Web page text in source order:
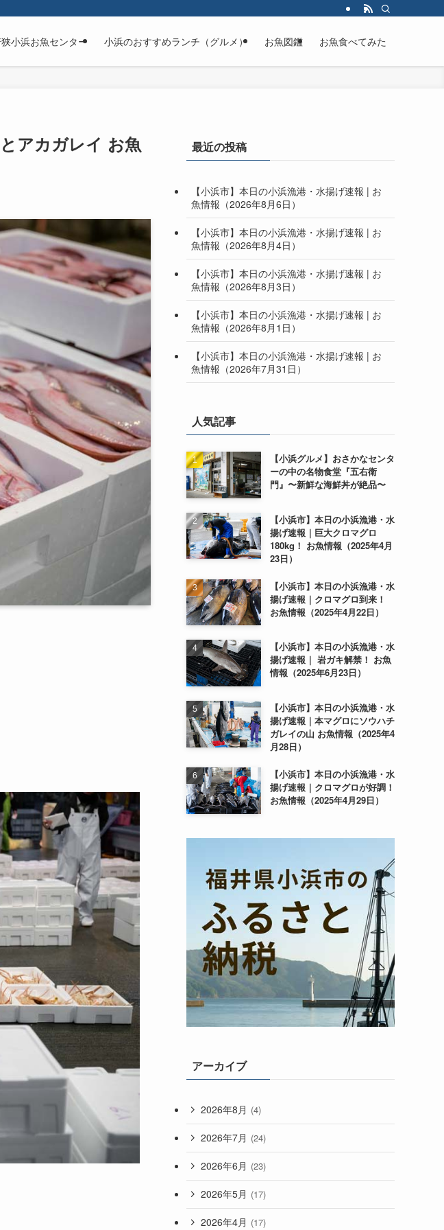
小浜お魚センター 小浜のおすすめランチ（グルメ） お魚図鑑 お魚食べてみた
アカガレイ お魚
最近の投稿
【小浜市】本日の小浜漁港・水揚げ速報 | お
魚情報（2026年8月6日）
【小浜市】本日の小浜漁港・水揚げ速報 | お
魚情報（2026年8月4日）
【小浜市】本日の小浜漁港・水揚げ速報 | お
魚情報（2026年8月3日）
【小浜市】本日の小浜漁港・水揚げ速報 | お
魚情報（2026年8月1日）
【小浜市】本日の小浜漁港・水揚げ速報 | お
魚情報（2026年7月31日）
人気記事
【小浜グルメ】おさかなセンタ
ーの中の名物食堂『五右衛
門』〜新鮮な海鮮丼が絶品〜
【小浜市】本日の小浜漁港・水
揚げ速報｜巨大クロマグロ
180kg！ お魚情報（2025年4月
23日）
【小浜市】本日の小浜漁港・水
揚げ速報｜クロマグロ到来！
お魚情報（2025年4月22日）
【小浜市】本日の小浜漁港・水
揚げ速報｜ 岩ガキ解禁！ お魚
情報（2025年6月23日）
【小浜市】本日の小浜漁港・水
揚げ速報｜本マグロにソウハチ
ガレイの山 お魚情報（2025年4
月28日）
【小浜市】本日の小浜漁港・水
揚げ速報｜クロマグロが好調！
お魚情報（2025年4月29日）
アーカイブ
2026年8月 (4)
2026年7月 (24)
2026年6月 (23)
2026年5月 (17)
2026年4月 (17)